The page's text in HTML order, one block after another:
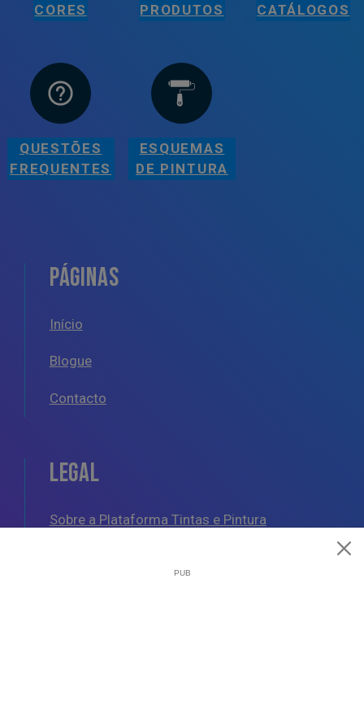
CORES PRODUTOS CATÁLOGOS
QUESTÕES
FREQUENTES
ESQUEMAS
DE PINTURA
PÁGINAS
Início
Blogue
Contacto
LEGAL
Sobre a Plataforma Tintas e Pintura